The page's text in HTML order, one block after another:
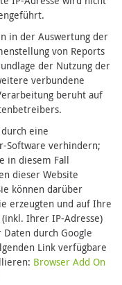
in der Auswertung der
von Reports
der Nutzung der
verbundene
beruht auf
eine
Software verhindern;
in diesem Fall
dieser Website
können darüber
erzeugten und auf Ihre
Ihrer IP-Adresse)
durch Google
Link verfügbare
Browser Add On